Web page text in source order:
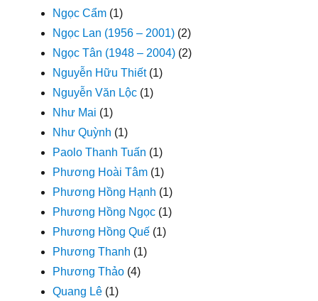
Ngọc Cẩm (1)
Ngọc Lan (1956 – 2001) (2)
Ngọc Tân (1948 – 2004) (2)
Nguyễn Hữu Thiết(1)
Nguyễn Văn Lộc (1)
Như Mai (1)
Như Quỳnh (1)
Paolo Thanh Tuấn (1)
Phương Hoài Tâm (1)
Phương Hồng Hạnh (1)
Phương Hồng Ngọc (1)
Phương Hồng Quế (1)
Phương Thanh (1)
Phương Thảo (4)
Quang Lê (1)